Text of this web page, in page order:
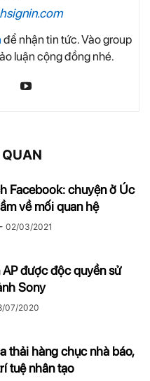
để nhận tin tức. Vào group
luận cộng đồng nhé.
Facebook: chuyện ở Úc
về mối quan hệ
- 02/03/2021
AP được độc quyền sử
Sony
07/2020
thải hàng chục nhà báo,
tuệ nhân tạo